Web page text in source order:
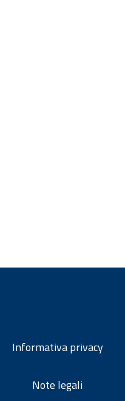
Informativa privacy
Note legali